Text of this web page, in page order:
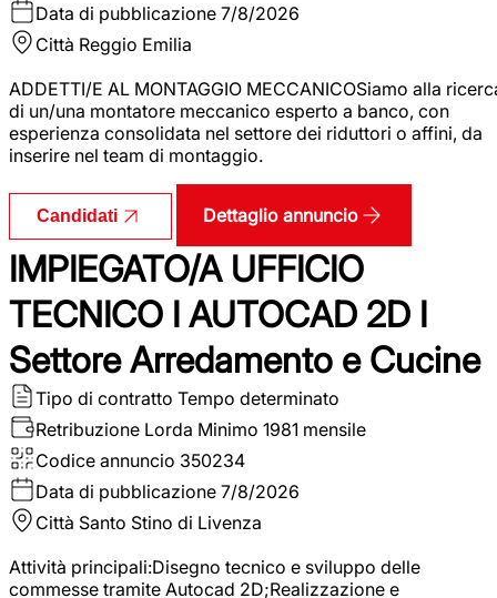
Data di pubblicazione 7/8/2026
Città Reggio Emilia
ADDETTI/E AL MONTAGGIO MECCANICOSiamo alla
di un/una montatore meccanico esperto a banco, con
esperienza consolidata nel settore dei riduttori o affini, da
inserire nel team di montaggio.
Candidati Dettaglio annuncio
IMPIEGATO/A UFFICIO
TECNICO I AUTOCAD 2D I
Settore Arredamento e Cucine
Tipo di contratto Tempo determinato
Retribuzione Lorda Minimo 1981 mensile
Codice annuncio 350234
Data di pubblicazione 7/8/2026
Città Santo Stino di Livenza
Attività principali:Disegno tecnico e sviluppo delle
commesse tramite Autocad 2D;Realizzazione e